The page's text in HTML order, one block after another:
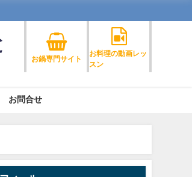
お鍋専門サイト
お料理の動画レッ
スン
お問合せ